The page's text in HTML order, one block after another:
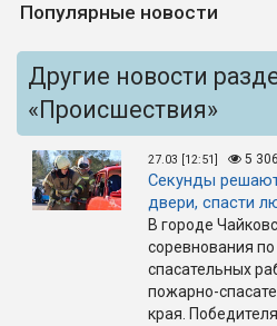
Популярные новости
Другие новости
«Происшествия»
27.03 [12:51] 5 306
Секунды решают
двери, спасти
В городе
соревнования
спасательных
пожарно-
края.